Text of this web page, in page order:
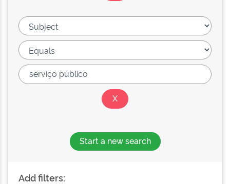
Start a new search
Add filters: